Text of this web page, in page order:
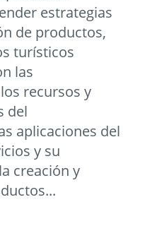
estrategias
de productos,
turísticos
las
recursos y
del
aplicaciones del
y su
creación y